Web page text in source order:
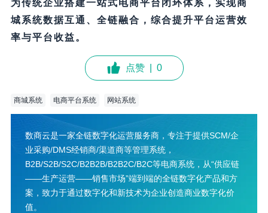
为传统企业搭建一站式电商平台闭环体系，实现商
城系统数据互通、全链融合，综合提升平台运营效
率与平台收益。
点赞 0
商城系统 电商平台系统 网站系统
数商云是一家全链数字化运营服务商，专注于提供SCM/企
业采购/DMS经销商/渠道商等管理系统，
B2B/S2B/S2C/B2B2B/B2B2C/B2C等电商系统，从“供应链
——生产运营——销售市场”端到端的全链数字化产品和方
案，致力于通过数字化和新技术为企业创造商业数字化价
值。